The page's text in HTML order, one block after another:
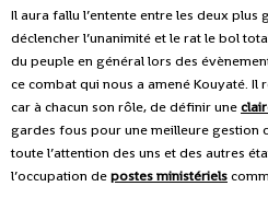
Il aura fallu l’entente entre les deux plus
déclencher l’unanimité et le rat le bol
du peuple en général lors des
ce combat qui nous a amené Kouyaté.
car à chacun son rôle, de définir une
gardes fous pour une meilleure gestion
toute l’attention des uns et des autres
l’occupation depostes ministériels